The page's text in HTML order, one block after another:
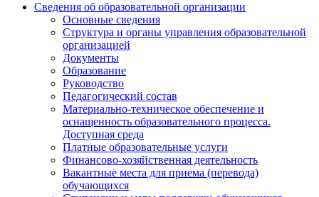
Сведения об образовательной организации
Основные сведения
Структура и органы управления образовательной
организацией
Документы
Образование
Руководство
Педагогический состав
Материально-техническое обеспечение и
оснащенность образовательного процесса.
Доступная среда
Платные образовательные услуги
Финансово-хозяйственная деятельность
Вакантные места для приема (перевода)
обучающихся